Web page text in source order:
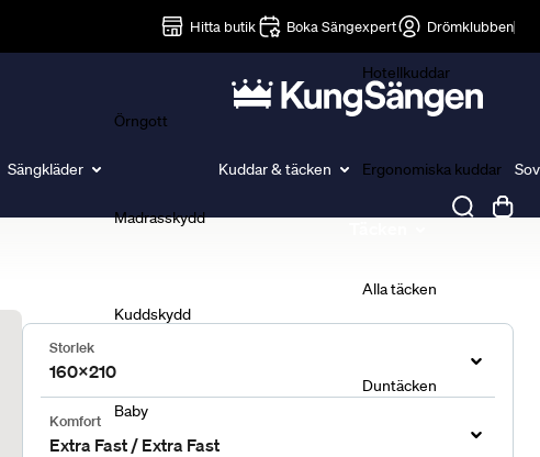
Hitta butik Boka Sängexpert Drömklubben
Sängkläder
Örngott
Madrasskydd
Kuddskydd
Baby
Kuddar & täcken
Hotellkuddar
Ergonomiska kuddar
Alla täcken
Duntäcken
Storlek
160x210
Komfort
Extra Fast / Extra Fast